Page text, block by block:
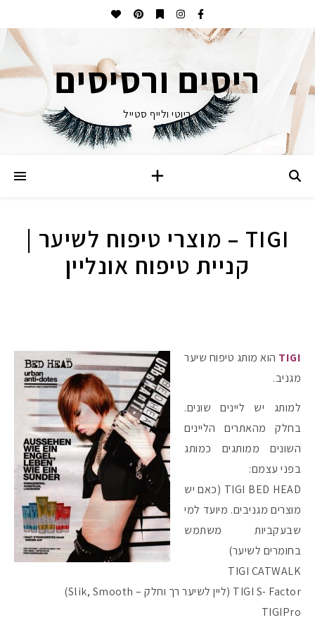
ריסים ורסיסים
ביוטי ולייף סטייל
TIGI – מוצרי טיפוח לשיער |
קניית טיפוח אונליין
TIGI הוא מותג טיפוח שיער
מגניב.
למותג יש ליינים שונים.
בחלק מהאתרים הליינים
השונים ממותגים כמותג
בפני עצמם:
TIGI BED HEAD (כאם יש
מוצרים מגניבים. מיועד למי
שבעקביות משתמש
בחומרים לשיער)
TIGI CATWALK
TIGI S- Factor (ליין לשיער רך וחלק – Slik, Smooth)
TIGIPro